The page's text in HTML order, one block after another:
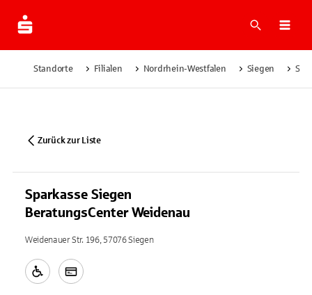
Suche
Standorte Filialen Nordrhein-Westfalen Siegen
Zurück zur Liste
Sparkasse Siegen
BeratungsCenter Weidenau
Weidenauer Str. 196, 57076 Siegen